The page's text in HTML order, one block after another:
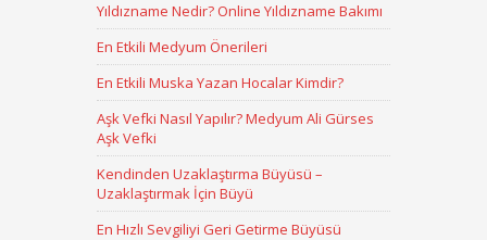
Yıldızname Nedir? Online Yıldızname Bakımı
En Etkili Medyum Önerileri
En Etkili Muska Yazan Hocalar Kimdir?
Aşk Vefki Nasıl Yapılır? Medyum Ali Gürses
Aşk Vefki
Kendinden Uzaklaştırma Büyüsü –
Uzaklaştırmak İçin Büyü
En Hızlı Sevgiliyi Geri Getirme Büyüsü